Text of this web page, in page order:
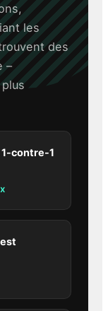
les
des
–
contre-1